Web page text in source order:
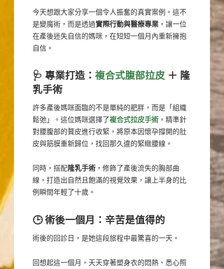
今天想跟大家分享一個令人振奮的真實案例。這不
是變魔術，而是透過實際行動與醫療專業 ，讓一位
在產後迷失自信的媽咪，在短短一個月內重新擁抱
自信。
🩺 專業打造：複合式腹部拉皮 ＋ 隆
乳手術
許多產後媽咪面臨的不是單純的肥胖，而是「組織
鬆弛」。這位媽咪選擇了複合式拉皮手術 ，精準針
對腰腹部的贅皮進行收緊，將原本因懷孕撐開的肚
皮與筋膜重新歸位，找回那久違的緊緻腰線。
同時，搭配隆乳手術 ，修飾了產後流失的胸部曲
線，打造出自然且飽滿的視覺效果，讓上半身的比
例瞬間年輕了十歲。
🕒 術後一個月：辛苦是值得的
術後的回診日，是她這段旅程中最驚喜的一天。
回想起這一個月，天天穿著塑身衣的悶熱、悉心照